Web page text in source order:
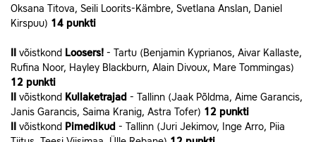
Oksana Titova, Seili Loorits-Kämbre, Svetlana Anslan, Daniel
Kirspuu) 14 punkti
võistkond Loosers! - Tartu (Benjamin Kyprianos, Aivar Kallaste,
Rufina Noor, Hayley Blackburn, Alain Divoux, Mare Tommingas)
12 punkti
võistkond Kullaketrajad - Tallinn (Jaak Põldma, Aime Garancis,
Janis Garancis, Saima Kranig, Astra Tofer) 12 punkti
võistkond Pimedikud - Tallinn (Juri Jekimov, Inge Arro, Piia